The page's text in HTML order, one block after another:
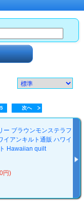
5 次へ
ー ブラウンモンステラフ
イアンキルト通販 ハワイ
Hawaiian quilt
円)